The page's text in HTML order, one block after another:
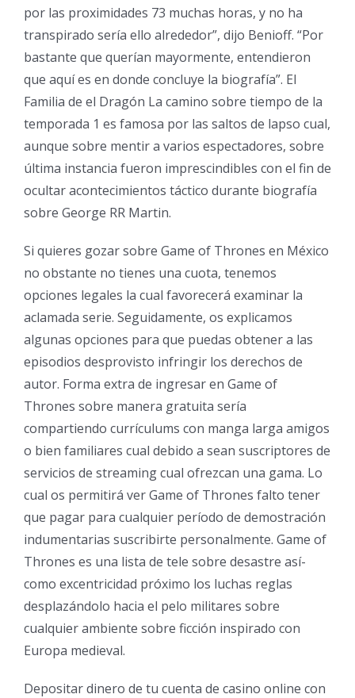
por las proximidades 73 muchas horas, y no ha
transpirado sería ello alrededor”, dijo Benioff. “Por
bastante que querían mayormente, entendieron
que aquí es en donde concluye la biografía”. El
Familia de el Dragón La camino sobre tiempo de la
temporada 1 es famosa por las saltos de lapso cual,
aunque sobre mentir a varios espectadores, sobre
última instancia fueron imprescindibles con el fin de
ocultar acontecimientos táctico durante biografía
sobre George RR Martin.
Si quieres gozar sobre Game of Thrones en México
no obstante no tienes una cuota, tenemos
opciones legales la cual favorecerá examinar la
aclamada serie. Seguidamente, os explicamos
algunas opciones para que puedas obtener a las
episodios desprovisto infringir los derechos de
autor. Forma extra de ingresar en Game of
Thrones sobre manera gratuita serí­a
compartiendo currículums con manga larga amigos
o bien familiares cual debido a sean suscriptores de
servicios de streaming cual ofrezcan una gama. Lo
cual os permitirá ver Game of Thrones falto tener
que pagar para cualquier período de demostración
indumentarias suscribirte personalmente. Game of
Thrones es una lista de tele sobre desastre así­
como excentricidad próximo los luchas reglas
desplazándolo hacia el pelo militares sobre
cualquier ambiente sobre ficción inspirado con
Europa medieval.
Depositar dinero de tu cuenta de casino online con